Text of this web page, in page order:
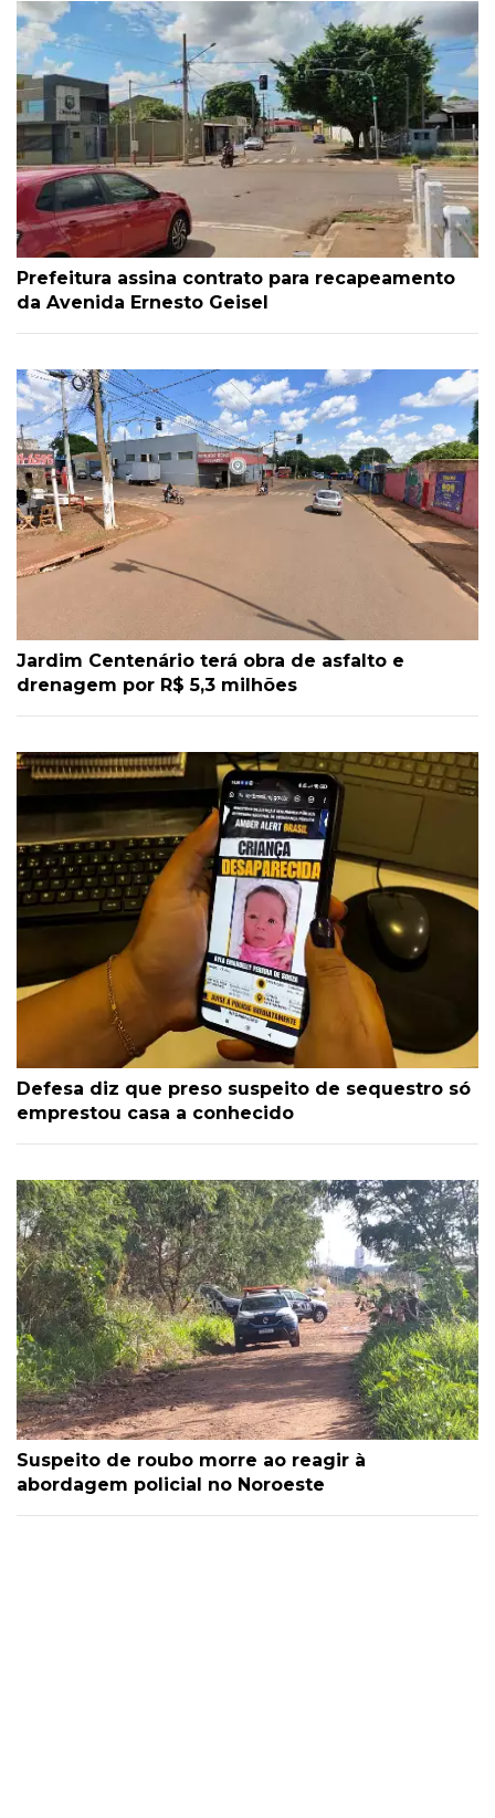
Prefeitura assina contrato para recapeamento
da Avenida Ernesto Geisel
Jardim Centenário terá obra de asfalto e
drenagem por R$ 5,3 milhões
Defesa diz que preso suspeito de sequestro só
emprestou casa a conhecido
Suspeito de roubo morre ao reagir à
abordagem policial no Noroeste